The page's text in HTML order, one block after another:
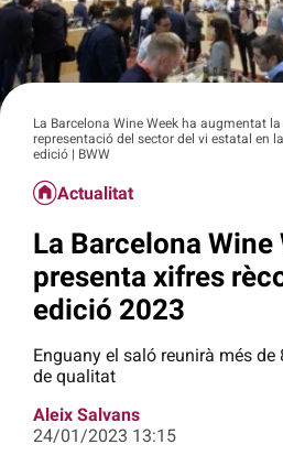
La Barcelona Wine Week ha augmentat la
representació del sector del vi estatal en
edició | BWW
Actualitat
La Barcelona Wine
presenta xifres
edició 2023
Enguany el saló reunirà més
de qualitat
Aleix Salvans
24/01/2023 13:15